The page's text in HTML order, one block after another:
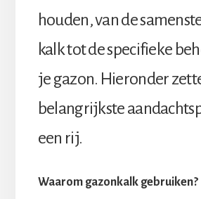
houden, van de
kalk tot de specifieke
je gazon. Hieronder
belangrijkste
een rij.
Waarom gazonkalk gebruiken?